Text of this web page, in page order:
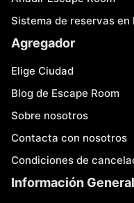
Sistema de reservas en
Agregador
Elige Ciudad
Blog de Escape Room
Sobre nosotros
Contacta con nosotros
Condiciones de
Información General